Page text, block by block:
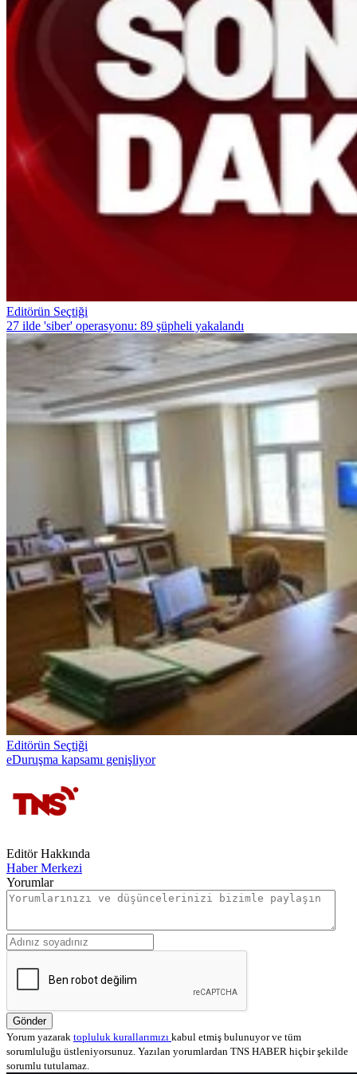
Editörün Seçtiği
27 ilde 'siber' operasyonu: 89 şüpheli yakalandı
Editörün Seçtiği
eDuruşma kapsamı genişliyor
Editör Hakkında
Haber Merkezi
Yorumlar
Gönder
Yorum yazarak topluluk kurallarımızı kabul etmiş bulunuyor ve tüm
sorumluluğu üstleniyorsunuz. Yazılan yorumlardan TNS HABER hiçbir şekilde
sorumlu tutulamaz.